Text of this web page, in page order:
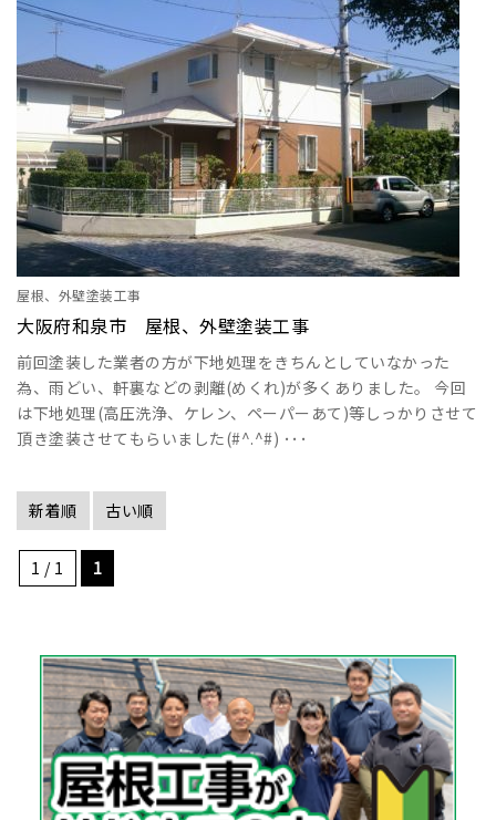
屋根、外壁塗装工事
大阪府和泉市 屋根、外壁塗装工事
前回塗装した業者の方が下地処理をきちんとしていなかった
為、雨どい、軒裏などの剥離(めくれ)が多くありました。 今回
は下地処理(高圧洗浄、ケレン、ペーパーあて)等しっかりさせて
頂き塗装させてもらいました(#^.^#) ･･･
新着順 古い順
1 / 1 1